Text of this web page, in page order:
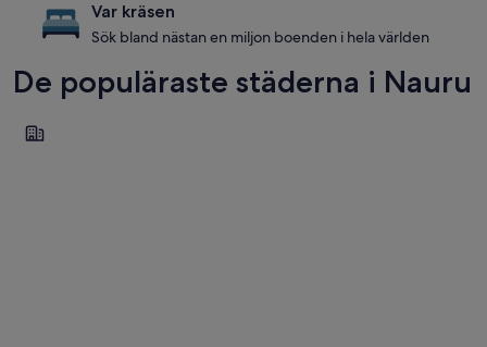
Var kräsen
Sök bland nästan en miljon boenden i hela världen
De populäraste städerna i Nauru
Nauru